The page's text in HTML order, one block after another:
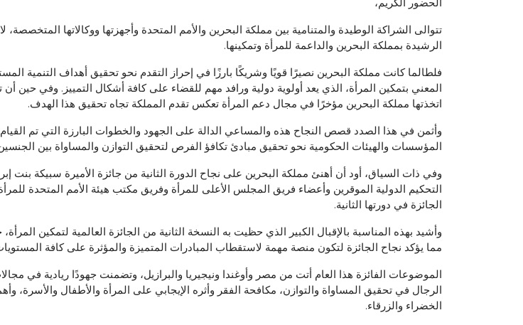
الحضور الكريم،
تتوالى الشراكة الوطيدة والمتنامية بين مملكة البحرين والأمم المتحدة وأجهزتها ووكالاتها
الرشيدة بمملكة البحرين والداعمة للمرأة وتمكينها.
المعني بتمكين المرأة، الذي يعد أولوية دولية ورافد مهم للقضاء على كافة أشكال التمييز. وفي حين
اتخذتها مملكة البحرين مؤخرًا في مجال دعم المرأة تعكس تقدم المملكة تجاه تحقيق هذا الهدف.
وأثمن في هذا الصدد قصص النجاح هذه والمساعي الدالة على الجهود والخطوات البارزة التي تم
المؤسسات والهيئات الحكومية نحو تحقيق مبادئ تكافؤ الفرص لتحقيق التوازن والمساواة بين
وفي ذات السياق، أود أن أهنئ مملكة البحرين على نجاح الدورة الثانية من جائزة الأميرة سبيكة بنت
التحكيم الدولية الموقرين وأعضاء فريق المجلس الأعلى للمرأة وفريق مكتب هيئة الأمم المتحدة
الجائزة في دورتها الثانية.
مما يؤكد نجاح الجائزة لتكون منصة مهمة لاستقطاب المبادرات المتميزة والمؤثرة على كافة
الموضوعات الفائزة هذا العام أتت من مصر وأوغندا ونيجيريا والبرازيل، وتضمنت جهودًا ريادية في
الرجال في تحقيق المساواة والتوازن، مكافحة الفقر وأثره الإيجابي على المرأة والأطفال والأسرة،
الخضراء والزرقاء.